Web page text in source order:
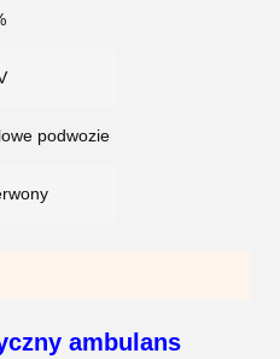
podwozie
ambulans